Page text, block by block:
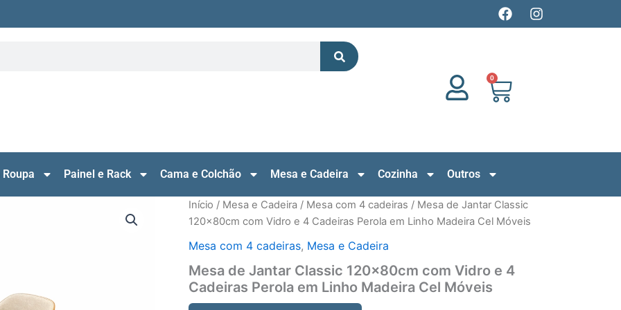
F
a
o
k
I
n
Search
0
Cart
Painel e Rack Cama e Colchão Mesa e Cadeira Cozinha Outros
Início / Mesa e Cadeira / Mesa com 4 cadeiras / Mesa de Jantar Classic
120x80cm com Vidro e 4 Cadeiras Perola em Linho Madeira Cel Móveis
Mesa com 4 cadeiras, Mesa e Cadeira
Mesa de Jantar Classic 120x80cm com Vidro e 4
Cadeiras Perola em Linho Madeira Cel Móveis